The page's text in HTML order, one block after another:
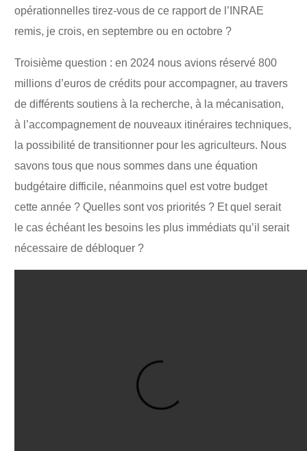
opérationnelles tirez-vous de ce rapport de l’INRAE
remis, je crois, en septembre ou en octobre ?
Troisième question : en 2024 nous avions réservé 800
millions d’euros de crédits pour accompagner, au travers
de différents soutiens à la recherche, à la mécanisation,
à l’accompagnement de nouveaux itinéraires techniques,
la possibilité de transitionner pour les agriculteurs. Nous
savons tous que nous sommes dans une équation
budgétaire difficile, néanmoins quel est votre budget
cette année ? Quelles sont vos priorités ? Et quel serait
le cas échéant les besoins les plus immédiats qu’il serait
nécessaire de débloquer ?